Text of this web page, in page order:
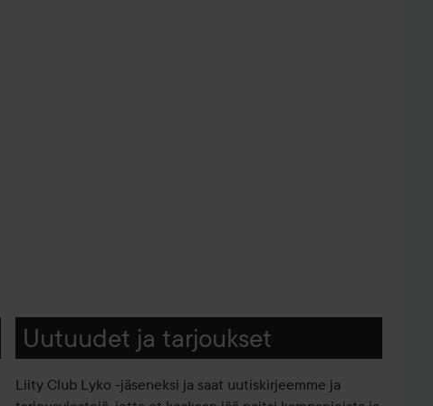
Uutuudet ja tarjoukset
Liity Club Lyko -jäseneksi ja saat uutiskirjeemme ja